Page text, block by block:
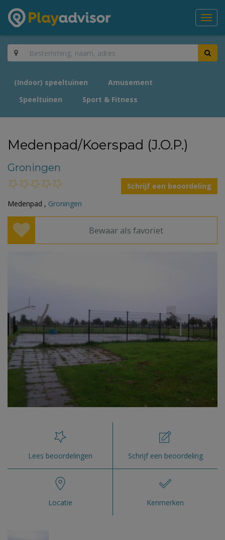
(Indoor) speeltuinen
Amusement
Speeltuinen
Sport & Fitness
Medenpad/Koerspad (J.O.P.)
Groningen
Schrijf een beoordeling
Medenpad , Groningen
Bewaar als favoriet
Lees beoordelingen Schrijf een beoordeling
Locatie Kenmerken